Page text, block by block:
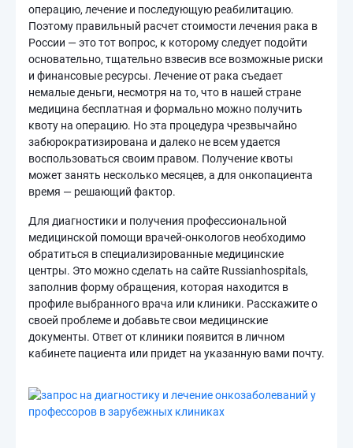
операцию, лечение и последующую реабилитацию.
Поэтому правильный расчет стоимости лечения рака в
России — это тот вопрос, к которому следует подойти
основательно, тщательно взвесив все возможные риски
и финансовые ресурсы. Лечение от рака съедает
немалые деньги, несмотря на то, что в нашей стране
медицина бесплатная и формально можно получить
квоту на операцию. Но эта процедура чрезвычайно
забюрократизирована и далеко не всем удается
воспользоваться своим правом. Получение квоты
может занять несколько месяцев, а для онкопациента
время — решающий фактор.
Для диагностики и получения профессиональной
медицинской помощи врачей-онкологов необходимо
обратиться в специализированные медицинские
центры. Это можно сделать на сайте Russianhospitals,
заполнив форму обращения, которая находится в
профиле выбранного врача или клиники. Расскажите о
своей проблеме и добавьте свои медицинские
документы. Ответ от клиники появится в личном
кабинете пациента или придет на указанную вами почту.